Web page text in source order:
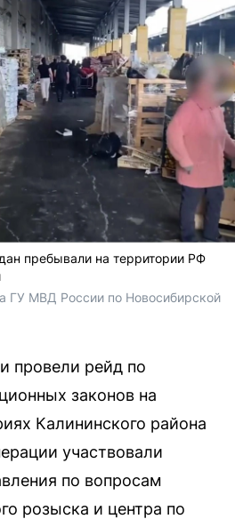
пребывали на территории РФ
ГУ МВД России по Новосибирской
провели рейд по
законов на
Калининского района
участвовали
по вопросам
розыска и центра по